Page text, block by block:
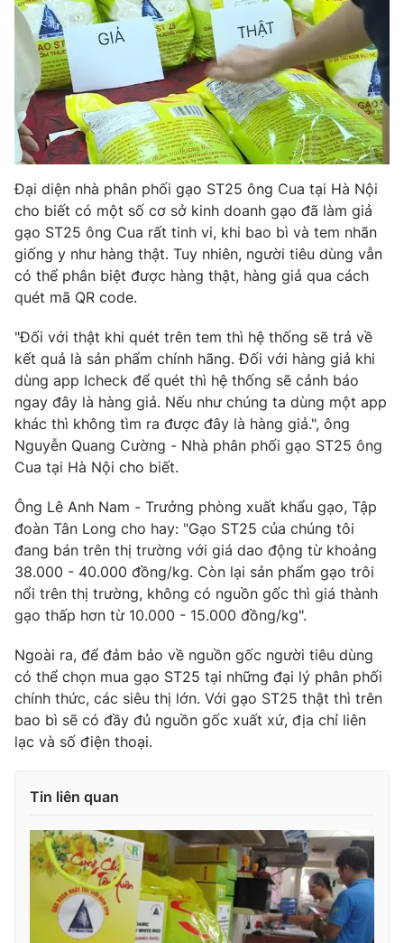
Thị trường
Tư vấn
Lịch phát sóng
Chuyên mục khác
Emagazine Podcast
Photo Infographic
Video Shorts video
VTV Money VTV Thể thao
Thị trường 24h Tấm lòng Việt
VTV4 Vươn mình bằng AI
VTV9
Liên hệ tòa soạn English
THỜI BÁO VTV
Theo dõi báo trên
Cơ quan báo chí:
cấp ngày 29/12/2023
Tổng Biên tập:Vũ Thanh Thủy
Phó Tổng Biên tập:Nguyễn Thị Mỹ Hạnh, Phạm Quốc Thắng,
Nguyễn Trọng Ninh
Tổng đài VTV:024.38 355 931 - 024.38 355 932
Đại diện nhà phân phối gạo ST25 ông Cua tại Hà Nội
cho biết có một số cơ sở kinh doanh gạo đã làm giả
gạo ST25 ông Cua rất tinh vi, khi bao bì và tem nhãn
giống y như hàng thật. Tuy nhiên, người tiêu dùng vẫn
có thể phân biệt được hàng thật, hàng giả qua cách
quét mã QR code.
"Đối với thật khi quét trên tem thì hệ thống sẽ trả về
kết quả là sản phẩm chính hãng. Đối với hàng giả khi
dùng app Icheck để quét thì hệ thống sẽ cảnh báo
ngay đây là hàng giả. Nếu như chúng ta dùng một app
khác thì không tìm ra được đây là hàng giả.", ông
Nguyễn Quang Cường - Nhà phân phối gạo ST25 ông
Cua tại Hà Nội cho biết.
Ông Lê Anh Nam - Trưởng phòng xuất khẩu gạo, Tập
đoàn Tân Long cho hay: "Gạo ST25 của chúng tôi
đang bán trên thị trường với giá dao động từ khoảng
38.000 - 40.000 đồng/kg. Còn lại sản phẩm gạo trôi
nổi trên thị trường, không có nguồn gốc thì giá thành
gạo thấp hơn từ 10.000 - 15.000 đồng/kg".
Ngoài ra, để đảm bảo về nguồn gốc người tiêu dùng
có thể chọn mua gạo ST25 tại những đại lý phân phối
chính thức, các siêu thị lớn. Với gạo ST25 thật thì trên
bao bì sẽ có đầy đủ nguồn gốc xuất xứ, địa chỉ liên
lạc và số điện thoại.
Tin liên quan